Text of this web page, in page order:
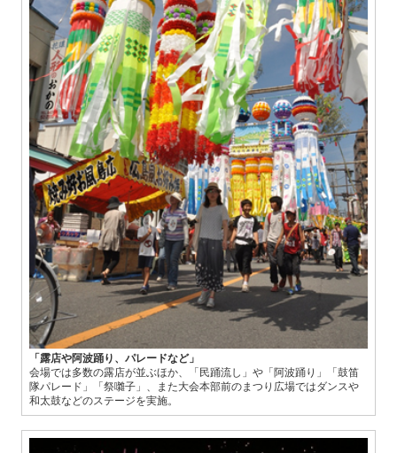
「露店や阿波踊り、パレードなど」
会場では多数の露店が並ぶほか、「民踊流し」や「阿波踊り」「鼓笛
隊パレード」「祭囃子」、また大会本部前のまつり広場ではダンスや
和太鼓などのステージを実施。